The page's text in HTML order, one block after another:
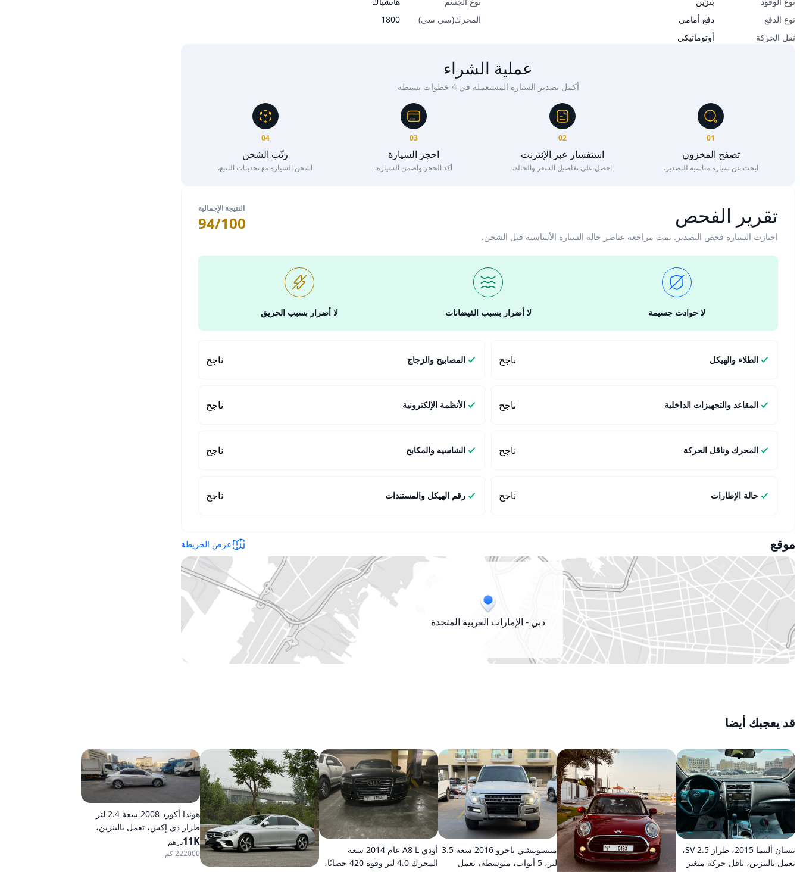
نوع الدفع
دفع أمامي المحرك(سي سي)
1800
نقل الحركة
أوتوماتيكي
عملية الشراء
أكمل تصدير السيارة المستعملة في 4 خطوات بسيطة
01
تصفح المخزون
ابحث عن سيارة مناسبة للتصدير.
02
استفسار عبر الإنترنت
احصل على تفاصيل السعر والحالة.
03
احجز السيارة
أكد الحجز واضمن السيارة.
04
رتّب الشحن
اشحن السيارة مع تحديثات التتبع.
تقرير الفحص
اجتازت السيارة فحص التصدير. تمت مراجعة عناصر حالة السيارة الأساسية قبل الشحن.
النتيجة الإجمالية
94/100
لا حوادث جسيمة لا أضرار بسبب الفيضانات لا أضرار بسبب الحريق
الطلاء والهيكل ناجح المصابيح والزجاج ناجح
المقاعد والتجهيزات الداخلية ناجح الأنظمة الإلكترونية ناجح
المحرك وناقل الحركة ناجح الشاسيه والمكابح ناجح
حالة الإطارات ناجح رقم الهيكل والمستندات ناجح
موقع عرض الخريطة
دبي - الإمارات العربية المتحدة
قد يعجبك أيضا
نيسان ألتيما 2015، طراز 2.5 SV،
تعمل بالبنزين، ناقل حركة متغير
ميتسوبيشي باجرو 2016 سعة 3.5
لتر، 5 أبواب، متوسطة، تعمل
أودي A8 L عام 2014 سعة
المحرك 4.0 لتر وقوة 420 حصانًا،
هوندا أكورد 2008 سعة 2.4 لتر
طراز دي إكس، تعمل بالبنزين،
ناقل حركة أوتوماتيكي، دفع أمامي
11Kدرهم
222000 كم